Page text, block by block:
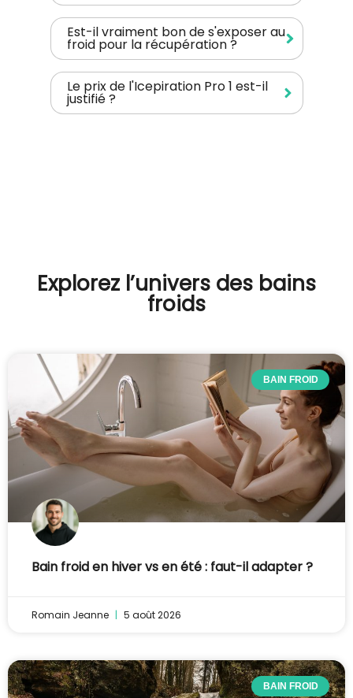
Est-il vraiment bon de s'exposer au
froid pour la récupération ?
Le prix de l'Icepiration Pro 1 est-il
justifié ?
Explorez l’univers des bains
froids
BAIN FROID
Bain froid en hiver vs en été : faut-il adapter ?
Romain Jeanne 5 août 2026
BAIN FROID